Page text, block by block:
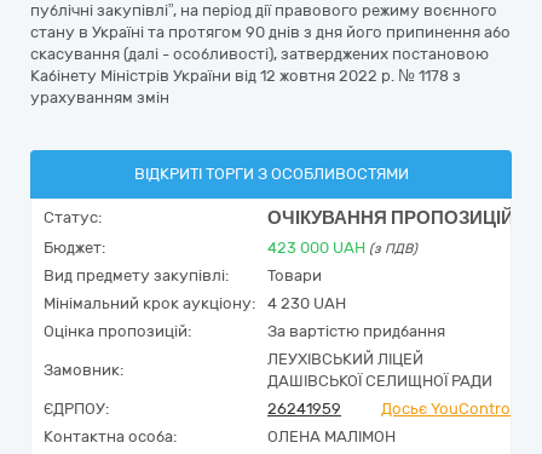
публічні закупівлі”, на період дії правового режиму воєнного
стану в Україні та протягом 90 днів з дня його припинення або
скасування (далі - особливості), затверджених постановою
Кабінету Міністрів України від 12 жовтня 2022 р. № 1178 з
урахуванням змін
ВІДКРИТІ ТОРГИ З ОСОБЛИВОСТЯМИ
Статус: ОЧІКУВАННЯ ПРОПОЗИЦІЙ
Бюджет: 423 000 UAH (з ПДВ)
Вид предмету закупівлі:
Товари
Мінімальний крок аукціону:
4 230 UAH
Оцінка пропозицій:
За вартістю придбання
Замовник:
ЛЕУХІВСЬКИЙ ЛІЦЕЙ
ДАШІВСЬКОЇ СЕЛИЩНОЇ РАДИ
ЄДРПОУ:
26241959
Досьє YouControl
Контактна особа:
ОЛЕНА МАЛІМОН